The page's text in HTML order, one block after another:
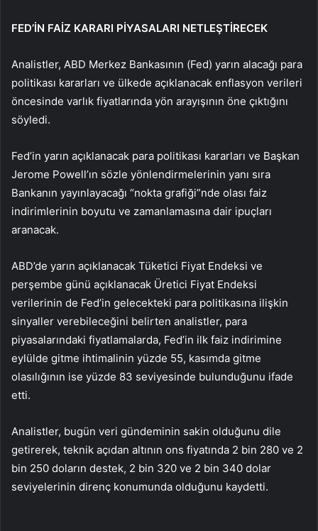
FED’İN FAİZ KARARI PİYASALARI NETLEŞTİRECEK
Analistler, ABD Merkez Bankasının (Fed) yarın alacağı para
politikası kararları ve ülkede açıklanacak enflasyon verileri
öncesinde varlık fiyatlarında yön arayışının öne çıktığını
söyledi.
Fed’in yarın açıklanacak para politikası kararları ve Başkan
Jerome Powell’ın sözle yönlendirmelerinin yanı sıra
Bankanın yayınlayacağı “nokta grafiği”nde olası faiz
indirimlerinin boyutu ve zamanlamasına dair ipuçları
aranacak.
ABD’de yarın açıklanacak Tüketici Fiyat Endeksi ve
perşembe günü açıklanacak Üretici Fiyat Endeksi
verilerinin de Fed’in gelecekteki para politikasına ilişkin
sinyaller verebileceğini belirten analistler, para
piyasalarındaki fiyatlamalarda, Fed’in ilk faiz indirimine
eylülde gitme ihtimalinin yüzde 55, kasımda gitme
olasılığının ise yüzde 83 seviyesinde bulunduğunu ifade
etti.
Analistler, bugün veri gündeminin sakin olduğunu dile
getirerek, teknik açıdan altının ons fiyatında 2 bin 280 ve 2
bin 250 doların destek, 2 bin 320 ve 2 bin 340 dolar
seviyelerinin direnç konumunda olduğunu kaydetti.